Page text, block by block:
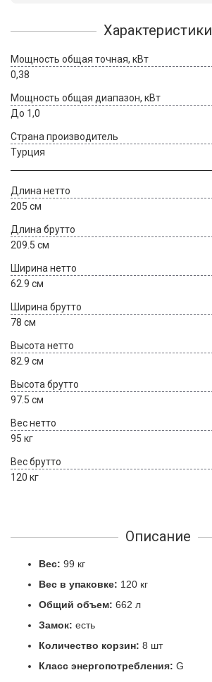
Характеристики
Мощность общая точная, кВт
0,38
Мощность общая диапазон, кВт
До 1,0
Страна производитель
Турция
Длина нетто
205 см
Длина брутто
209.5 см
Ширина нетто
62.9 см
Ширина брутто
78 см
Высота нетто
82.9 см
Высота брутто
97.5 см
Вес нетто
95 кг
Вес брутто
120 кг
Описание
Вес: 99 кг
Вес в упаковке: 120 кг
Общий объем: 662 л
Замок: есть
Количество корзин: 8 шт
Класс энергопотребления: G